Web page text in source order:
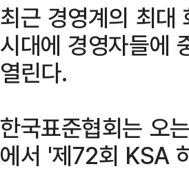
최근 경영계의 최
시대에 경영자들에
열린다.
한국표준협회는 오
에서 '제72회 KSA